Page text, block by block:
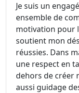
Je suis un
ensemble de
motivation pour
soutient mon
réussies. Dans
une respect en
dehors de créer
aussi guidage